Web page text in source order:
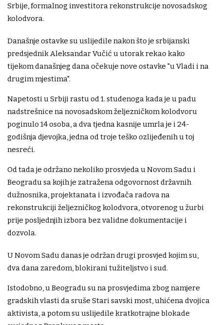
Srbije, formalnog investitora rekonstrukcije novosadskog
kolodvora.
Današnje ostavke su uslijedile nakon što je srbijanski
predsjednik Aleksandar Vučić u utorak rekao kako
tijekom današnjeg dana očekuje nove ostavke "u Vladi i na
drugim mjestima".
Napetosti u Srbiji rastu od 1. studenoga kada je u padu
nadstrešnice na novosadskom željezničkom kolodvoru
poginulo 14 osoba, a dva tjedna kasnije umrla je i 24-
godišnja djevojka, jedna od troje teško ozlijeđenih u toj
nesreći.
Od tada je održano nekoliko prosvjeda u Novom Sadu i
Beogradu sa kojih je zatražena odgovornost državnih
dužnosnika, projektanata i izvođača radova na
rekonstrukciji željezničkog kolodvora, otvorenog u žurbi
prije posljednjih izbora bez validne dokumentacije i
dozvola.
U Novom Sadu danas je održan drugi prosvjed kojim su,
dva dana zaredom, blokirani tužiteljstvo i sud.
Istodobno, u Beogradu su na prosvjedima zbog namjere
gradskih vlasti da sruše Stari savski most, uhićena dvojica
aktivista, a potom su uslijedile kratkotrajne blokade